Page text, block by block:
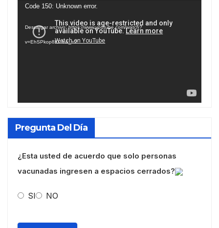
Reproductor
vídeo
Code 150: Unknown error.
Descargar archivo: https://www.youtube.com/watch?
v=EhSPkop8KPY&_=2
Pregunta Del Día
¿Esta usted de acuerdo que solo personas
vacunadas ingresen a espacios cerrados?
SI NO